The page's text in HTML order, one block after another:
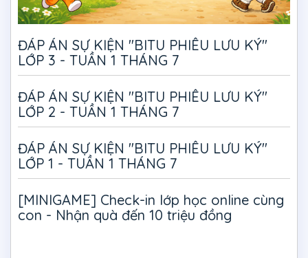
ĐÁP ÁN SỰ KIỆN "BITU PHIÊU LƯU KÝ"
LỚP 3 - TUẦN 1 THÁNG 7
ĐÁP ÁN SỰ KIỆN "BITU PHIÊU LƯU KÝ"
LỚP 2 - TUẦN 1 THÁNG 7
ĐÁP ÁN SỰ KIỆN "BITU PHIÊU LƯU KÝ"
LỚP 1 - TUẦN 1 THÁNG 7
[MINIGAME] Check-in lớp học online cùng
con - Nhận quà đến 10 triệu đồng